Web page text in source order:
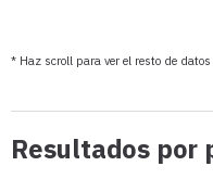
* Haz scroll para ver el resto de datos
Resultados por